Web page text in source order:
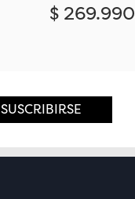
$ 269.990
SUSCRIBIRSE